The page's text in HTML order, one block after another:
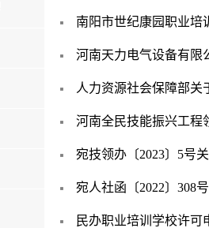
南阳市世纪康园职业培
河南天力电气设备有限
人力资源社会保障部关
河南全民技能振兴工程
宛技领办〔2023〕5号
宛人社函〔2022〕308
民办职业培训学校许可